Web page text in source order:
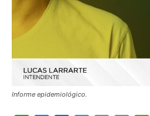
Informe epidemiológico.